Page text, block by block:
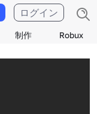
制作 Robux
ログイン